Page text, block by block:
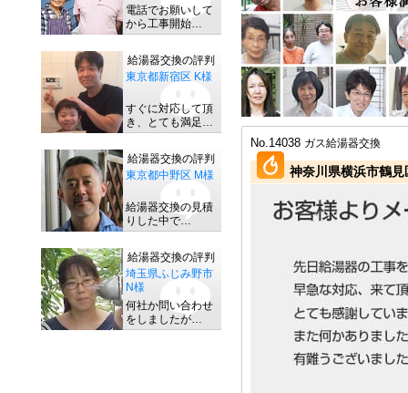
No.14038 ガス給湯器交換
神奈川県横浜市鶴見
電話でお願いして
から工事開始…
給湯器交換の評判
東京都新宿区 K様
すぐに対応して頂
き、とても満足…
給湯器交換の評判
東京都中野区 M様
給湯器交換の見積
りした中で…
給湯器交換の評判
埼玉県ふじみ野市
N様
何社か問い合わせ
をしましたが…